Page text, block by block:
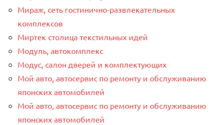
Мираж, сеть гостинично-развлекательных
комплексов
Миртек столица текстильных идей
Модуль, автокомплекс
Модус, салон дверей и комплектующих
Мой авто, автосервис по ремонту и обслуживанию
японских автомобилей
Мой авто, автосервис по ремонту и обслуживанию
японских автомобилей